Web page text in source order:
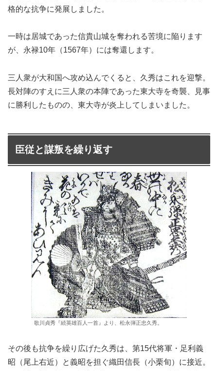
格的な抗争に発展しました。
一時は居城であった信貴山城を奪われる苦境に陥ります
が、永禄10年（1567年）には奪還します。
三人衆が大和国へ攻め込んでくると、久秀はこれを迎撃。
長対陣のすえに三人衆の本陣であった東大寺を奇襲、見事
に勝利したものの、東大寺が炎上してしまいました。
臣従と謀叛を繰り返す
歌川貞秀『続英雄百人一首』より、松永弾正忠久秀。
その後も抗争を繰り広げた久秀は、第15代将軍・足利義
昭（尾上右近）と義昭を担ぐ織田信長（小栗旬）に接近。